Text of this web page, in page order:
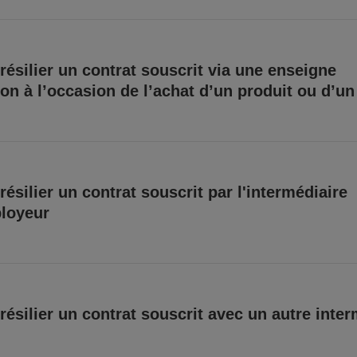
un contrat souscrit via une enseigne
à l’occasion de l’achat d’un produit ou
un contrat souscrit par l'intermédiaire
un contrat souscrit avec un autre